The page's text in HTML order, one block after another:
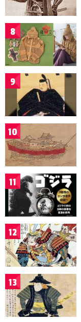
8
9
10
11
12
13